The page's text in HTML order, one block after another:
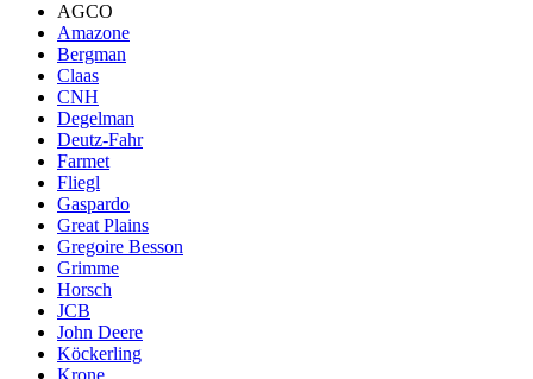
AGCO
Amazone
Bergman
Claas
CNH
Degelman
Deutz-Fahr
Farmet
Fliegl
Gaspardo
Great Plains
Gregoire Besson
Grimme
Horsch
JCB
John Deere
Köckerling